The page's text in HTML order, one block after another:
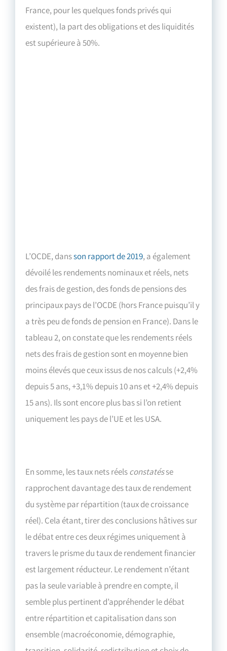
France, pour les quelques fonds privés qui
existent), la part des obligations et des liquidités
est supérieure à 50%.
L’OCDE, dansson rapport de 2019, a également
dévoilé les rendements nominaux et réels, nets
des frais de gestion, des fonds de pensions des
principaux pays de l’OCDE (hors France puisqu’il y
a très peu de fonds de pension en France). Dans le
tableau 2, on constate que les rendements réels
nets des frais de gestion sont en moyenne bien
moins élevés que ceux issus de nos calculs (+2,4%
depuis 5 ans, +3,1% depuis 10 ans et +2,4% depuis
15 ans). Ils sont encore plus bas si l’on retient
uniquement les pays de l’UE et les USA.
En somme, les taux nets réelsconstatésse
rapprochent davantage des taux de rendement
du système par répartition (taux de croissance
réel). Cela étant, tirer des conclusions hâtives sur
le débat entre ces deux régimes uniquement à
travers le prisme du taux de rendement financier
est largement réducteur. Le rendement n’étant
pas la seule variable à prendre en compte, il
semble plus pertinent d’appréhender le débat
entre répartition et capitalisation dans son
ensemble (macroéconomie, démographie,